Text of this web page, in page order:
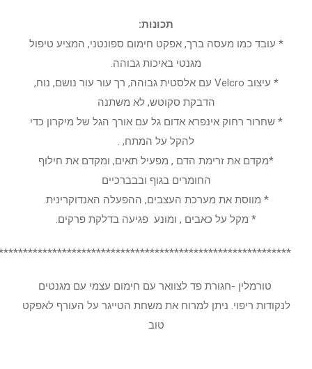
תכונות:
* עובד כמו מעסה ברך, אפקט חימום ספונטני, המציע טיפול
מגנטי באיכות גבוהה.
* עיצוב Velcro עם אלסטית גבוהה, רך עור עור נושם, נוח,
הדבקת סקוטש, לא משתנה
* שחרור רחוק אינפרא אדום גל עם אורך הגל של מיקרון כדי
להקל על המתח, .
*מקדם את זרימת הדם , מפעיל תאים, ומקדם את חילוף
החומרים בגוף ובבברכיים
* מווסת את מערכת העצבים, ההפעלה האנדוקרינית.
* מקל על כאבים , ומונע פגיעה בדלקת פרקים.
טורמלין -חגורת פד לצוואר עם חימום עצמי עם מגנטים
לנקודות ריפוי. ניתן למרוח את משחת הטייגר על העורף לאפקט
טוב